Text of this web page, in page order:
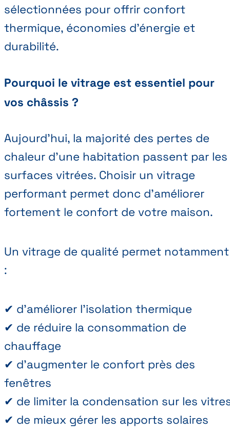
sélectionnées pour offrir confort
thermique, économies d’énergie et
durabilité.
Pourquoi le vitrage est essentiel pour
vos châssis ?
Aujourd’hui, la majorité des pertes de
chaleur d’une habitation passent par les
surfaces vitrées. Choisir un vitrage
performant permet donc d’améliorer
fortement le confort de votre maison.
Un vitrage de qualité permet notamment
:
✔ d’améliorer l’isolation thermique
✔ de réduire la consommation de
chauffage
✔ d’augmenter le confort près des
fenêtres
✔ de limiter la condensation sur les
✔ de mieux gérer les apports solaires